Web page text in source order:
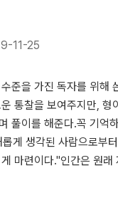
11-25
준을 가진 독자를 위해
통찰을 보여주지만, 형
풀이를 해준다.꼭 기억
게 생각된 사람으로부
마련이다.''인간은 원래
움을 불러일으키는 자보